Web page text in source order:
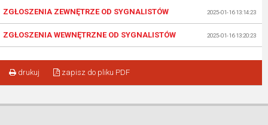
ZGŁOSZENIA ZEWNĘTRZE OD SYGNALISTÓW 2025-01-16 13:14:23
ZGŁOSZENIA WEWNĘTRZNE OD SYGNALISTÓW 2025-01-16 13:20:23
drukuj zapisz do pliku PDF